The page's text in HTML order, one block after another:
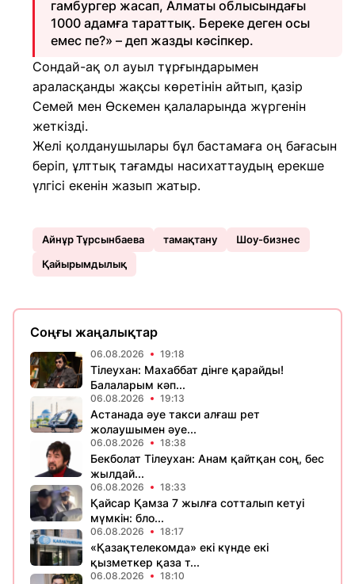
гамбургер жасап, Алматы облысындағы
1000 адамға тараттық. Береке деген осы
емес пе?» – деп жазды кәсіпкер.
Сондай-ақ ол ауыл тұрғындарымен
араласқанды жақсы көретінін айтып, қазір
Семей мен Өскемен қалаларында жүргенін
жеткізді.
Желі қолданушылары бұл бастамаға оң бағасын
беріп, ұлттық тағамды насихаттаудың ерекше
үлгісі екенін жазып жатыр.
Айнұр Тұрсынбаева тамақтану
Шоу-бизнес
Қайырымдылық
Соңғы жаңалықтар
06.08.2026 19:18
Тілеухан: Махаббат дінге қарайды!
Балаларым кәп...
06.08.2026 19:13
Астанада әуе такси алғаш рет
жолаушымен әуе...
06.08.2026 18:38
Бекболат Тілеухан: Анам қайтқан соң, бес
жылдай...
06.08.2026 18:33
Қайсар Қамза 7 жылға сотталып кетуі
мүмкін: бло...
06.08.2026 18:17
«Қазақтелекомда» екі күнде екі
қызметкер қаза т...
06.08.2026 18:10